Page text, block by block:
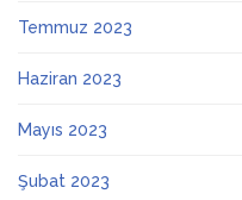
Temmuz 2023
Haziran 2023
Mayıs 2023
Şubat 2023